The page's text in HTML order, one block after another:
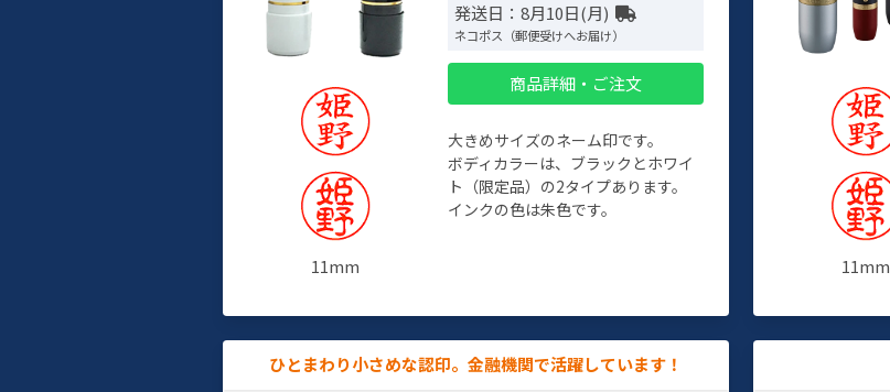
11mm
発送日：8月10日(月)
ネコポス（郵便受けへお届け）
商品詳細・ご注文
大きめサイズのネーム印です。
ボディカラーは、ブラックとホワイ
ト（限定品）の2タイプあります。
インクの色は朱色です。
11mm
ひとまわり小さめな認印。金融機関で活躍しています！